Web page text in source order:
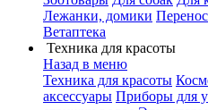
Лежанки, домики
Ветаптека
Техника для красоты
Назад в меню
Техника для красоты
аксессуары Приборы для